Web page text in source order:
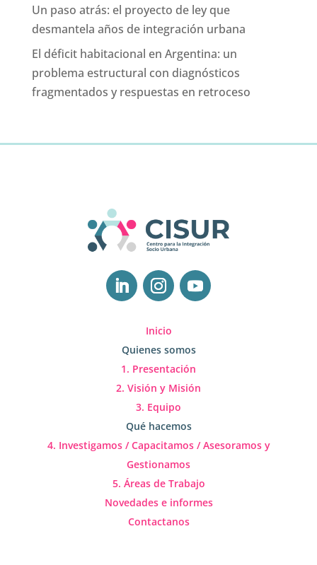
Un paso atrás: el proyecto de ley que
desmantela años de integración urbana
El déficit habitacional en Argentina: un
problema estructural con diagnósticos
fragmentados y respuestas en retroceso
Inicio
Quienes somos
1. Presentación
2. Visión y Misión
3. Equipo
Qué hacemos
4. Investigamos / Capacitamos / Asesoramos y
Gestionamos
5. Áreas de Trabajo
Novedades e informes
Contactanos